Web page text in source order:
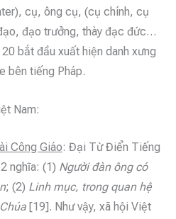
cụ, ông cụ, (cụ chính, cụ
đạo trưởng, thày đạc đức…
bắt đầu xuất hiện danh xưng
bên tiếng Pháp.
Nam:
Công Giáo: Đại Từ Điển Tiếng
nghĩa: (1) Người đàn ông có
; (2) Linh mục, trong quan hệ
[19]. Như vậy, xã hội Việt